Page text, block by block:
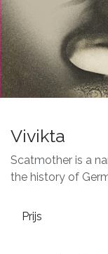
Vivikta
Scatmother is a
the history of
Prijs